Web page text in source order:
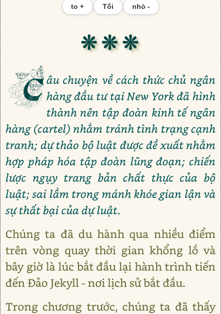
to + Tối nhỏ -
❊ ❊ ❊
C âu chuyện về cách thức chủ ngân
hàng đầu tư tại New York đã hình
thành nên tập đoàn kinh tế ngân
hàng (cartel) nhằm tránh tình trạng cạnh
tranh; dự thảo bộ luật được đề xuất nhằm
hợp pháp hóa tập đoàn lũng đoạn; chiến
lược ngụy trang bản chất thực của bộ
luật; sai lầm trong mánh khóe gian lận và
sự thất bại của dự luật.
Chúng ta đã du hành qua nhiều điểm
trên vòng quay thời gian khổng lồ và
bây giờ là lúc bắt đầu lại hành trình tiến
đến Đảo Jekyll - nơi lịch sử bắt đầu.
Trong chương trước, chúng ta đã thấy